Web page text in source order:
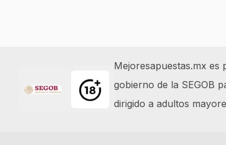
Mejoresapuestas.mx es
gobierno de la SEGOB
dirigido a adultos